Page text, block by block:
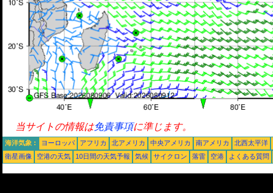
当サイトの情報は免責事項に準じます。
海洋気象 : ヨーロッパ アフリカ 北アメリカ 中央アメリカ 南アメリカ 北西太平洋
衛星画像
空港の天気 10日間の天気予報 気候 サイクロン 落雷 空港 よくある質問